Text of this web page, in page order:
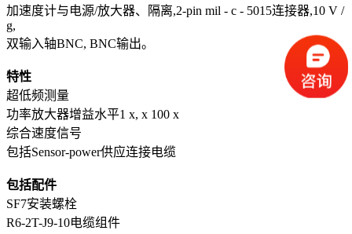
加速度计与电源/放大器、隔离,2-pin mil - c - 5015连接器,10 V /
g,
双输入轴BNC, BNC输出。
特性
超低频测量
功率放大器增益水平1 x, x 100 x
综合速度信号
包括Sensor-power供应连接电缆
包括配件
SF7安装螺栓
R6-2T-J9-10电缆组件